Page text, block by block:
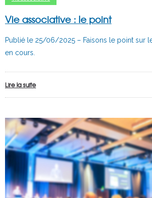
Vie associative : le point
Publié le 25/06/2025 – Faisons le point sur
en cours.
Lire la suite